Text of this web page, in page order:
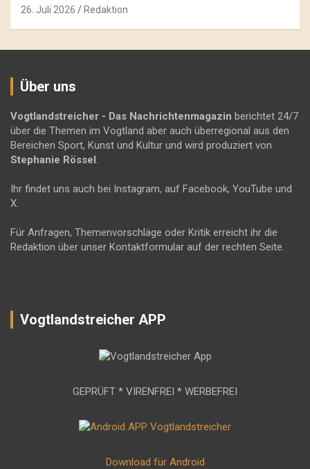
26. Juli 2026 Redaktion
Über uns
Vogtlandstreicher - Das Nachrichtenmagazin berichtet 24/7
über die Themen im Vogtland aber auch überregional aus den
Bereichen Sport, Kunst und Kultur und wird produziert von
Stephanie Rössel.
Ihr findet uns auch bei Instagram, auf Facebook, YouTube und
X.
Für Anfragen, Themenvorschläge oder Kritik erreicht ihr die
Redaktion über unser Kontaktformular auf der rechten Seite.
Vogtlandstreicher APP
GEPRÜFT * VIRENFREI * WERBEFREI
Download für Android